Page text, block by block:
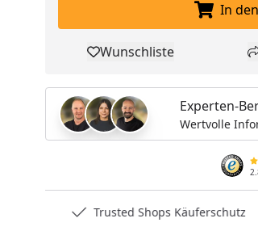
In
Produkt zur
Wunschliste
Experten-
Wertvolle
Trusted Shops Käuferschutz